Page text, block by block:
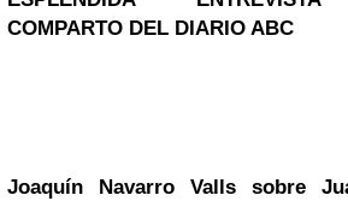
COMPARTO DEL DIARIO ABC
Joaquín Navarro Valls sobre